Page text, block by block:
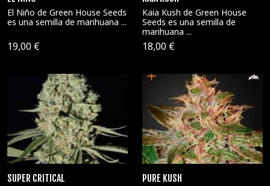
El Niño de Green House Seeds
es una semilla de marihuana ...
19,00 €
Kaia Kush de Green House
Seeds es una semilla de
marihuana ...
18,00 €
SUPER CRITICAL PURE KUSH